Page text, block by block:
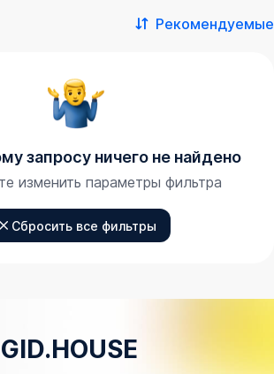
Рекомендуемые
запросу ничего не найдено
изменить параметры фильтра
Сбросить все фильтры